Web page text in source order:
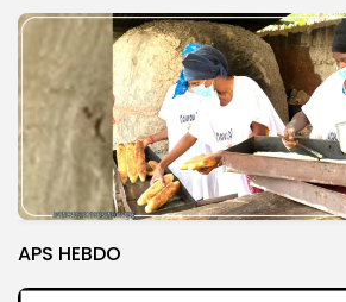
APS HEBDO